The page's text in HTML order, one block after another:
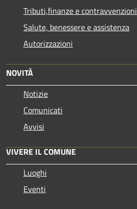
Tributi,finanze e contravvenzioni
Salute, benessere e assistenza
Autorizzazioni
NOVITÀ
Notizie
Comunicati
Avvisi
VIVERE IL COMUNE
Luoghi
Eventi